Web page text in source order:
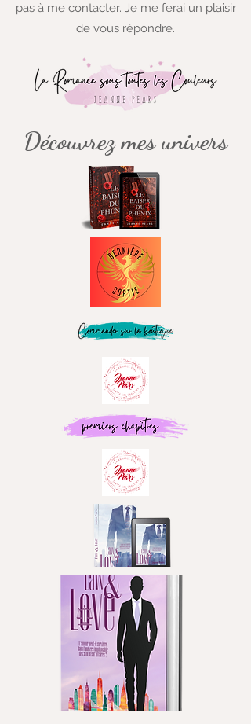
pas à me contacter. Je me ferai un plaisir
de vous répondre.
Découvrez mes univers